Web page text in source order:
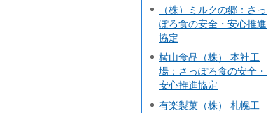
（株）ミルクの郷：さっ
ぽろ食の安全・安心推進
協定
横山食品（株） 本社工
場：さっぽろ食の安全・
安心推進協定
有楽製菓（株） 札幌工